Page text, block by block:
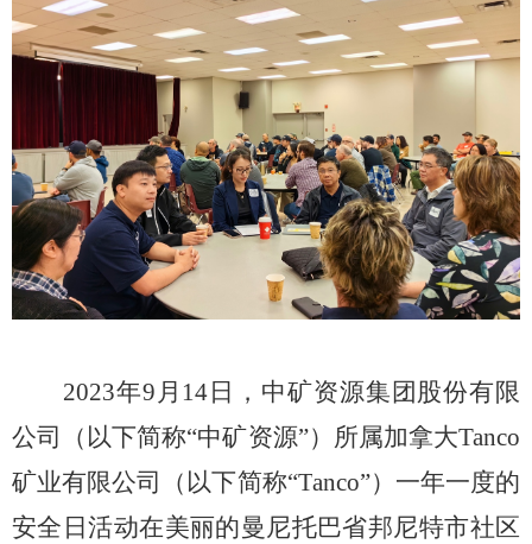
2023年9 月 14 日，中矿资源集团股份有限
公司（以下简称“中矿资源”）所属加拿大Tanco
矿业有限公司（以下简称“Tanco”）一年一度的
安全日活动在美丽的曼尼托巴省邦尼特市社区